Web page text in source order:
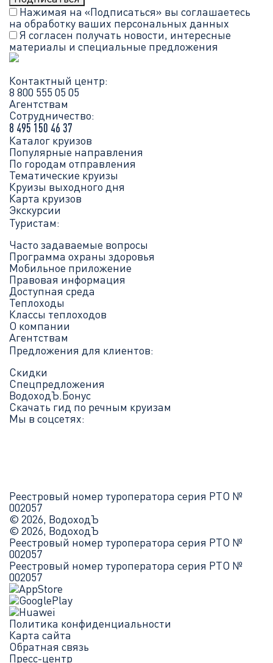
Нажимая на «Подписаться» вы соглашаетесь
на обработку ваших персональных данных
Я согласен получать новости, интересные
материалы и специальные предложения
Контактный центр:
8 800 555 05 05
Агентствам
Сотрудничество:
8 495 150 46 37
Каталог круизов
Популярные направления
По городам отправления
Тематические круизы
Круизы выходного дня
Карта круизов
Экскурсии
Туристам:
Часто задаваемые вопросы
Программа охраны здоровья
Мобильное приложение
Правовая информация
Доступная среда
Теплоходы
Классы теплоходов
О компании
Агентствам
Предложения для клиентов:
Скидки
Спецпредложения
ВодоходЪ.Бонус
Скачать гид по речным круизам
Мы в соцсетях:
Реестровый номер туроператора серия РТО №
002057
© 2026, ВодоходЪ
© 2026, ВодоходЪ
Реестровый номер туроператора серия РТО №
002057
Реестровый номер туроператора серия РТО №
002057
Политика конфиденциальности
Карта сайта
Обратная связь
Пресс-центр